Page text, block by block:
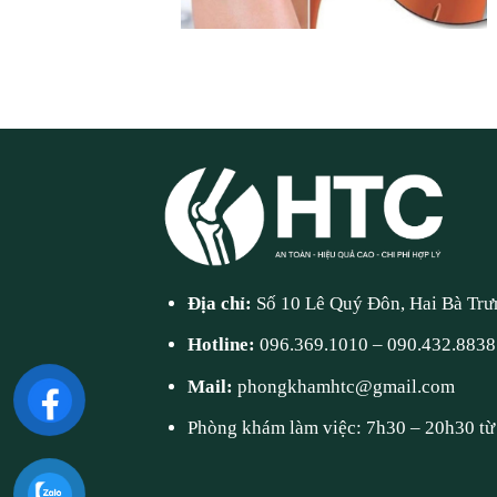
Địa chỉ: Số 10 Lê Quý Đôn, Hai Bà
Hotline:096.369.1010 –090.432.8838
Mail:phongkhamhtc@gmail.com
Phòng khám làm việc: 7h30 – 20h30